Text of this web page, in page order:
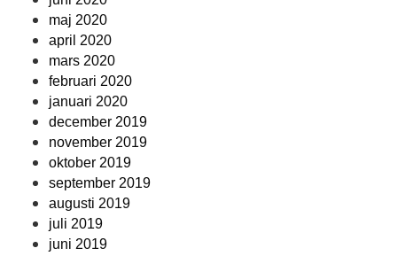
maj 2020
april 2020
mars 2020
februari 2020
januari 2020
december 2019
november 2019
oktober 2019
september 2019
augusti 2019
juli 2019
juni 2019